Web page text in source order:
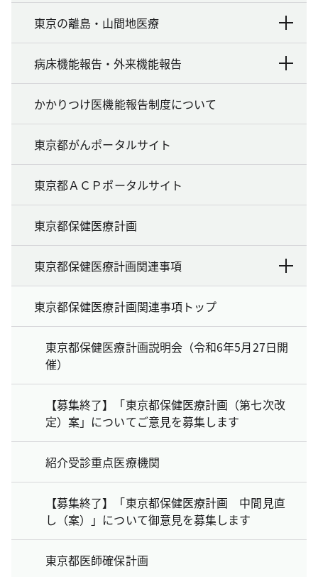
東京の離島・山間地医療
病床機能報告・外来機能報告
かかりつけ医機能報告制度について
東京都がんポータルサイト
東京都ＡＣＰポータルサイト
東京都保健医療計画
東京都保健医療計画関連事項
東京都保健医療計画関連事項トップ
東京都保健医療計画説明会（令和6年5月27日開
催）
【募集終了】「東京都保健医療計画（第七次改
定）案」についてご意見を募集します
紹介受診重点医療機関
【募集終了】「東京都保健医療計画 中間見直
し（案）」について御意見を募集します
東京都医師確保計画